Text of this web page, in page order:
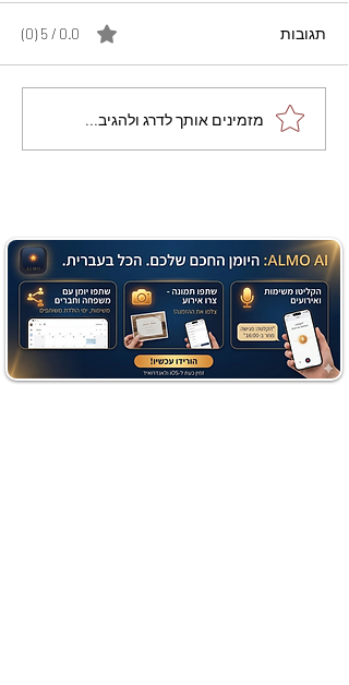
מתכון מנצח עוגת מייפל
שוקולד בחושה וקלה - זיוה
תגובות 0.0 / 5 ‏(0)
מזמינים אותך לדרג ולהגיב...